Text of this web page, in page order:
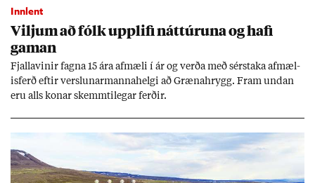
Innlent
Vilj­um að fólk upp­lifi nátt­úr­una og hafi
gam­an
Fjalla­vin­ir fagna 15 ára af­mæli í ár og verða með sér­staka af­mæl­
is­ferð eft­ir versl­un­ar­manna­helgi að Græna­hrygg. Fram und­an
eru alls kon­ar skemmti­leg­ar ferð­ir.